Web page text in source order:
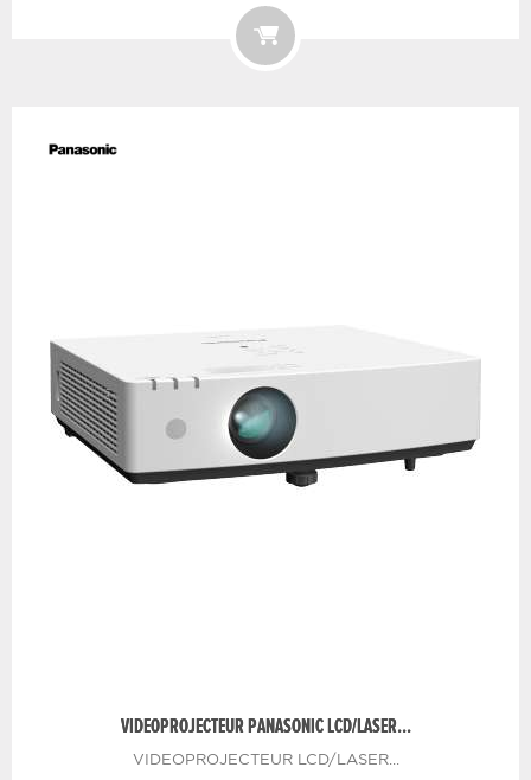
VIDEOPROJECTEUR PANASONIC LCD/LASER...
VIDEOPROJECTEUR LCD/LASER...